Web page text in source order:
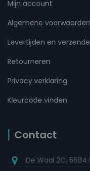
Mijn account
Algemene voorwaarden
Levertijden en
Retourneren
Privacy verklaring
Kleurcode vinden
Contact
De Waal 2C, 5684